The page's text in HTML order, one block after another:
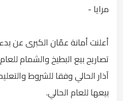
مرايا -
أعلنت أمانة عمّان الكبرى عن
آذار الحالي وفقا للشروط
بيعها للعام الحالي.